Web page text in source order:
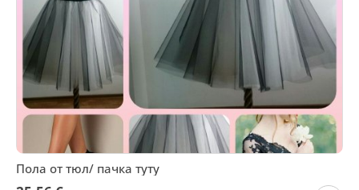
Пола от тюл/ пачка туту